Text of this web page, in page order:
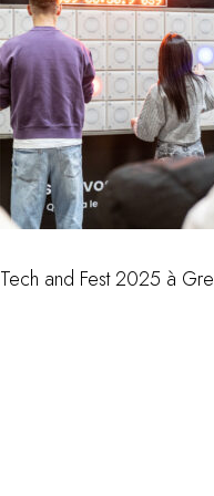
Tech and Fest 2025 à